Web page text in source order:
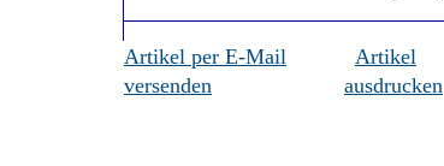
Artikel per E-Mail
versenden
Artikel
ausdrucken